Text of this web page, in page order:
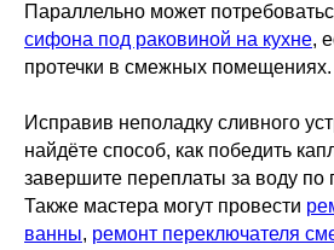
Параллельно может
сифона под раковиной на кухне,
протечки в смежных помещениях.
Исправив неполадку сливного
найдёте способ, как победить
завершите переплаты за воду по
Также мастера могут провести
ванны, ремонт переключателя